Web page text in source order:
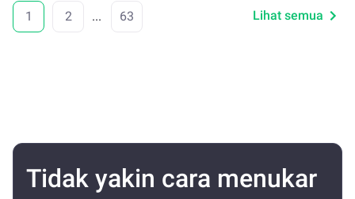
1 2 ... 63 Lihat semua
Tidak yakin cara menukar